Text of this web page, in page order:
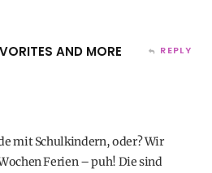
AND MORE REPLY
mit Schulkindern, oder? Wir
Ferien – puh! Die sind